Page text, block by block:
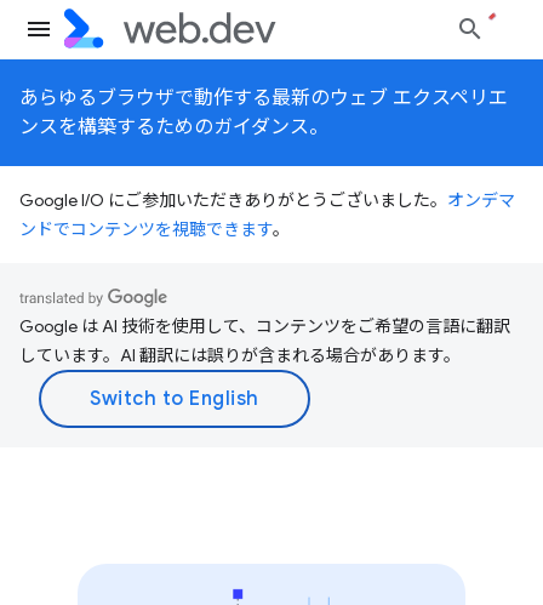
あらゆるブラウザで動作する最新のウェブ エクスペリエ
ンスを構築するためのガイダンス。
Google I/O にご参加いただきありがとうございました。 オンデマ
ンドでコンテンツを視聴できます。
Google は AI 技術を使用して、コンテンツをご希望の言語に翻訳
しています。AI 翻訳には誤りが含まれる場合があります。